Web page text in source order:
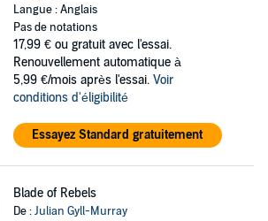
Langue : Anglais
Pas de notations
17,99 € ou gratuit avec l'essai.
Renouvellement automatique à
5,99 €/mois après l'essai. Voir
conditions d'éligibilité
Essayez Standard gratuitement
Blade of Rebels
De :Julian Gyll-Murray